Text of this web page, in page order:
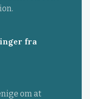
fra
om at